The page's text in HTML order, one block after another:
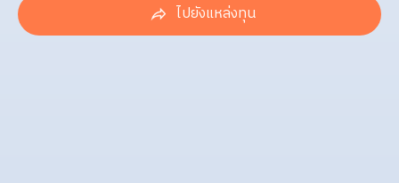
ไปยังแหล่งทุน